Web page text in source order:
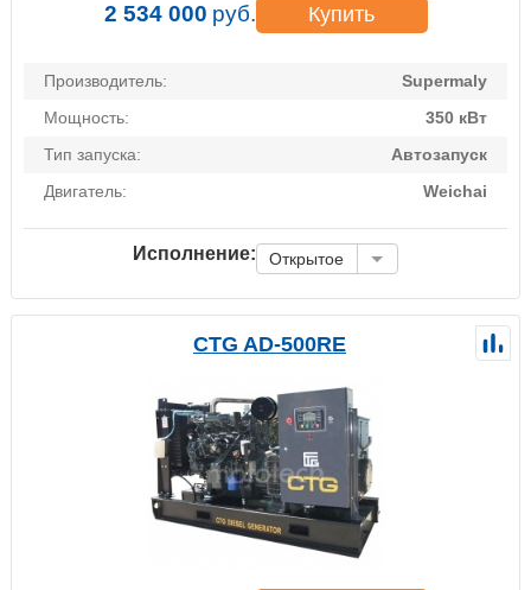
2 534 000 руб. Купить
Производитель:
Supermaly
Мощность:
350 кВт
Тип запуска:
Автозапуск
Двигатель:
Weichai
Исполнение: Открытое
CTG AD-500RE